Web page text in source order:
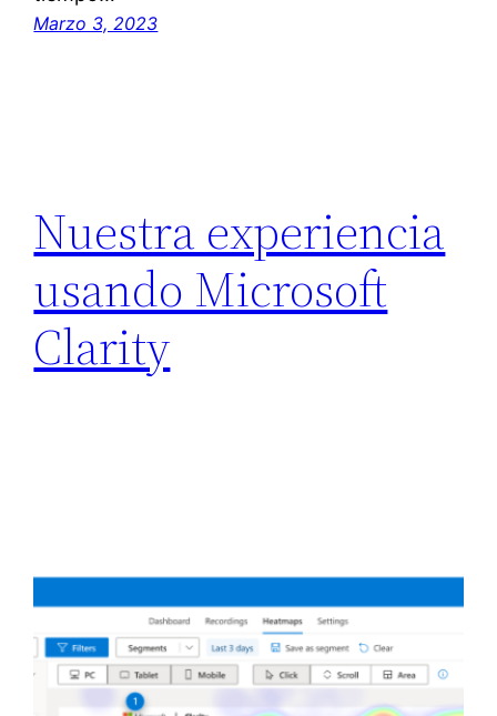
Marzo 3, 2023
Nuestra experiencia
usando Microsoft
Clarity